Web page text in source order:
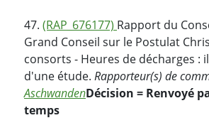
47. (RAP_676177) Rapport du
Grand Conseil sur le Postulat
consorts - Heures de décharges :
d'une étude. Rapporteur(s) de
AschwandenDécision = Renvoyé
temps